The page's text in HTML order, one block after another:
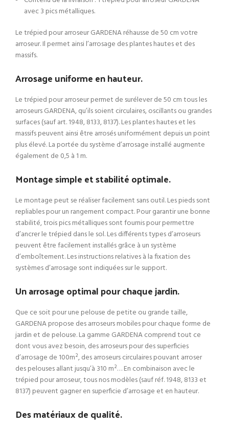
avec 3 pics métalliques.
Le trépied pour arroseur GARDENA réhausse de 50 cm votre
arroseur. Il permet ainsi l’arrosage des plantes hautes et des
massifs.
Arrosage uniforme en hauteur.
Le trépied pour arroseur permet de surélever de 50 cm tous les
arroseurs GARDENA, qu’ils soient circulaires, oscillants ou grandes
surfaces (sauf art. 1948, 8133, 8137). Les plantes hautes et les
massifs peuvent ainsi être arrosés uniformément depuis un point
plus élevé. La portée du système d’arrosage installé augmente
également de 0,5 à 1 m.
Montage simple et stabilité optimale.
Le montage peut se réaliser facilement sans outil. Les pieds sont
repliables pour un rangement compact. Pour garantir une bonne
stabilité, trois pics métalliques sont fournis pour permettre
d’ancrer le trépied dans le sol. Les différents types d’arroseurs
peuvent être facilement installés grâce à un système
d’emboîtement. Les instructions relatives à la fixation des
systèmes d’arrosage sont indiquées sur le support.
Un arrosage optimal pour chaque jardin.
Que ce soit pour une pelouse de petite ou grande taille,
GARDENA propose des arroseurs mobiles pour chaque forme de
jardin et de pelouse. La gamme GARDENA comprend tout ce
dont vous avez besoin, des arroseurs pour des superficies
d’arrosage de 100m², des arroseurs circulaires pouvant arroser
des pelouses allant jusqu’à 310 m²… En combinaison avec le
trépied pour arroseur, tous nos modèles (sauf réf. 1948, 8133 et
8137) peuvent gagner en superficie d’arrosage et en hauteur.
Des matériaux de qualité.